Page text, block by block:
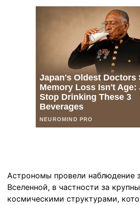
Астрономы провели наблюдение
Вселенной, в частности за
космическими структурами,